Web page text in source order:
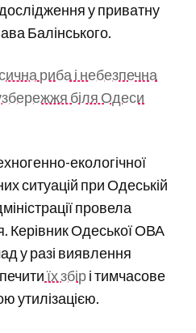
у приватну
Балінського.
риба і небезпечна
біля Одеси
екологічної
ситуацій при Одеській
провела
Керівник Одеської ОВА
у разі виявлення
їх збірі тимчасове
утилізацією.